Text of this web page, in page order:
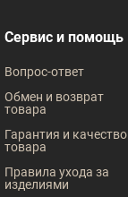
В наличии
120
Рост
176
Сервис и помощь
Вопрос-ответ
Обмен и возврат
товара
Гарантия и качество
товара
Правила ухода за
изделиями